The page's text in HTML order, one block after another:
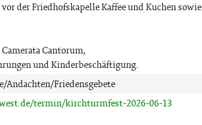
der Friedhofskapelle Kaffee und Kuchen sowie
Cantorum,
und Kinderbeschäftigung.
Andachten/Friedensgebete
termin/kirchturmfest-2026-06-13